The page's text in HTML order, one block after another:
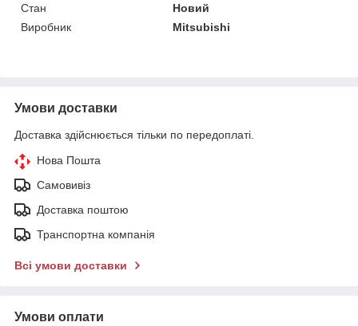
Стан
Новий
Виробник
Mitsubishi
Умови доставки
Доставка здійснюється тільки по передоплаті.
Нова Пошта
Самовивіз
Доставка поштою
Транспортна компанія
Всі умови доставки
Умови оплати